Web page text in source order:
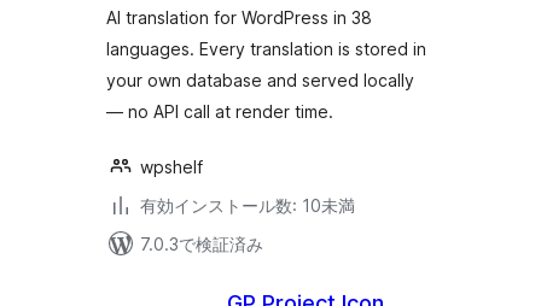
価
AI translation for WordPress in 38
languages. Every translation is stored in
your own database and served locally
— no API call at render time.
wpshelf
有効インストール数: 10未満
7.0.3で検証済み